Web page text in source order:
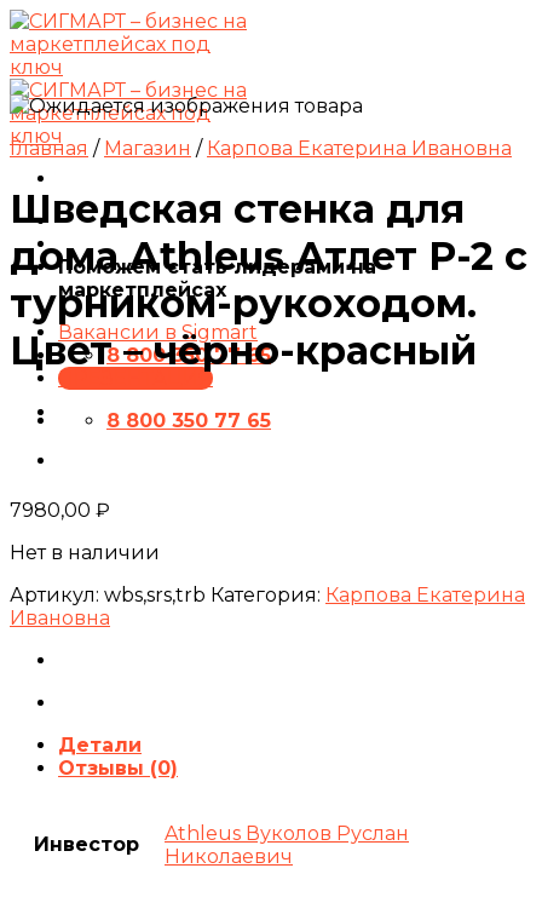
Skip
to
content
Поможем стать лидерами на
маркетплейсах
Вакансии в Sigmart
8 800 350 77 65
ПРЕЗЕНТАЦИЯ
8 800 350 77 65
Главная / Магазин / Карпова Екатерина Ивановна
Шведская стенка для
дома Athleus Атлет P-2 с
турником-рукоходом.
Цвет – чёрно-красный
7980,00 ₽
Нет в наличии
Артикул: wbs,srs,trb Категория: Карпова Екатерина
Ивановна
Детали
Отзывы (0)
Инвестор
Athleus Вуколов Руслан
Николаевич